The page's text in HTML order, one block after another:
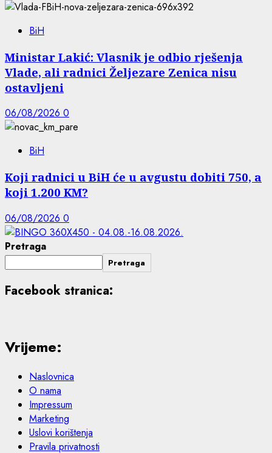
BiH
Ministar Lakić: Vlasnik je odbio rješenja
Vlade, ali radnici Željezare Zenica nisu
ostavljeni
06/08/2026 0
BiH
Koji radnici u BiH će u avgustu dobiti 750, a
koji 1.200 KM?
06/08/2026 0
Pretraga
Pretraga
Facebook stranica:
Vrijeme:
Naslovnica
O nama
Impressum
Marketing
Uslovi korištenja
Pravila privatnosti